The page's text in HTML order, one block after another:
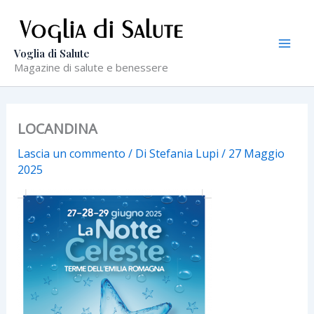
contenuto
Voglia di Salute
Magazine di salute e benessere
LOCANDINA
Lascia un commento / Di Stefania Lupi / 27 Maggio
2025